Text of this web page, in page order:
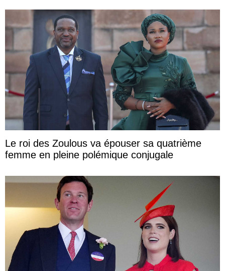
Le roi des Zoulous va épouser sa quatrième
femme en pleine polémique conjugale